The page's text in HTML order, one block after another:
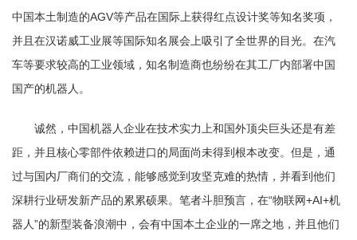
中国本土制造的AGV等产品在国际上获得红点设计奖等知名奖项，
并且在汉诺威工业展等国际知名展会上吸引了全世界的目光。在汽
车等要求较高的工业领域，知名制造商也纷纷在其工厂内部署中国
国产的机器人。
诚然，中国机器人企业在技术实力上和国外顶尖巨头还是有差
距，并且核心零部件依赖进口的局面尚未得到根本改变。但是，通
过与国内厂商们的交流，能够感觉到攻坚克难的热情，并看到他们
深耕行业研发新产品的累累硕果。笔者斗胆预言，在“物联网+AI+机
器人”的新型装备浪潮中，会有中国本土企业的一席之地，并且他们